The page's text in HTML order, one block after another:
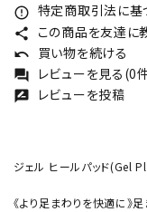
error_outline 特定商取引法に基
share この商品を友達に
undo 買い物を続ける
forum レビューを見る(0
rate_review レビューを投稿
ジェル ヒールパッド(Gel
《より足まわりを快適に》